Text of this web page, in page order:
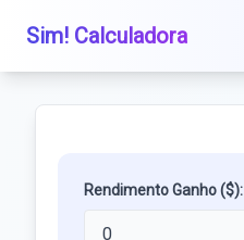
Sim! Calculadora
Rendimento Ganho ($):